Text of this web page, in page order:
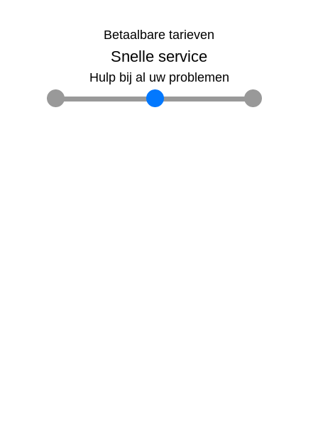
Betaalbare tarieven
Snelle service
Hulp bij al uw problemen